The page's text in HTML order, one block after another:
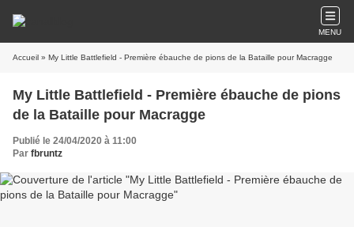
MENU
Accueil » My Little Battlefield - Première ébauche de pions de la Bataille pour Macragge
My Little Battlefield - Première ébauche de pions
de la Bataille pour Macragge
Publié le 24/04/2020 à 11:00
Par fbruntz